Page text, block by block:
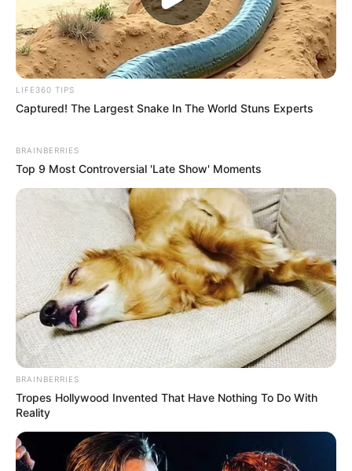
LIFE360 TIPS
Captured! The Largest Snake In The World Stuns Experts
BRAINBERRIES
Top 9 Most Controversial 'Late Show' Moments
BRAINBERRIES
Tropes Hollywood Invented That Have Nothing To Do With
Reality